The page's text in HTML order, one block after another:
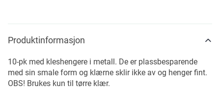
Produktinformasjon
10-pk med kleshengere i metall. De er plassbesparende
med sin smale form og klærne sklir ikke av og henger fint.
OBS! Brukes kun til tørre klær.